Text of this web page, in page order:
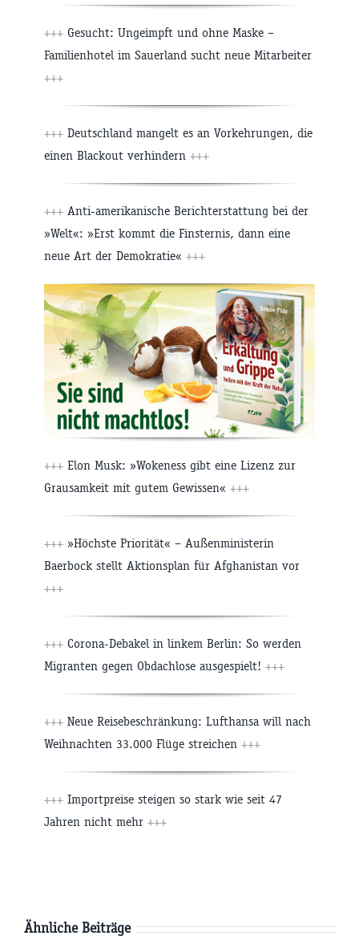
+++ Gesucht: Ungeimpft und ohne Maske –
Familienhotel im Sauerland sucht neue Mitarbeiter
+++
+++ Deutschland mangelt es an Vorkehrungen, die
einen Blackout verhindern +++
+++ Anti-amerikanische Berichterstattung bei der
»Welt«: »Erst kommt die Finsternis, dann eine
neue Art der Demokratie« +++
+++ Elon Musk: »Wokeness gibt eine Lizenz zur
Grausamkeit mit gutem Gewissen« +++
+++ »Höchste Priorität« – Außenministerin
Baerbock stellt Aktionsplan für Afghanistan vor
+++
+++ Corona-Debakel in linkem Berlin: So werden
Migranten gegen Obdachlose ausgespielt! +++
+++ Neue Reisebeschränkung: Lufthansa will nach
Weihnachten 33.000 Flüge streichen +++
+++ Importpreise steigen so stark wie seit 47
Jahren nicht mehr +++
Ähnliche Beiträge